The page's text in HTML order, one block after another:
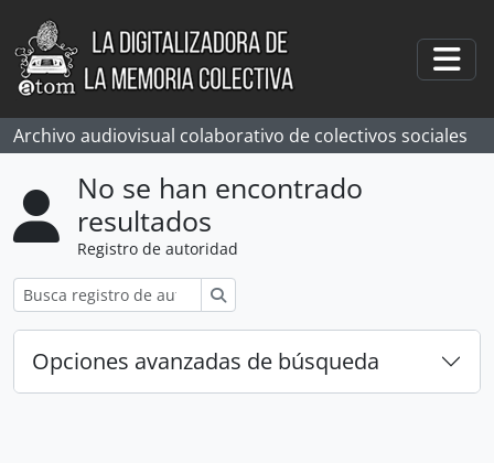
Skip to main content
Archivo audiovisual colaborativo de colectivos sociales
No se han encontrado
resultados
Registro de autoridad
Opciones avanzadas de búsqueda